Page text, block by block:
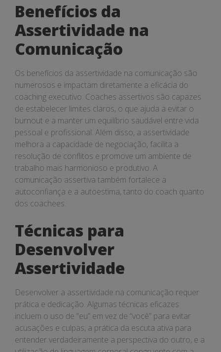
Benefícios da
Assertividade na
Comunicação
Os benefícios da assertividade na comunicação são
numerosos e impactam diretamente a eficácia do
coaching executivo. Coaches assertivos são capazes
de estabelecer limites claros, o que ajuda a evitar o
burnout e a manter um equilíbrio saudável entre vida
pessoal e profissional. Além disso, a assertividade
melhora a capacidade de negociação, facilita a
resolução de conflitos e promove um ambiente de
trabalho mais harmonioso e produtivo. A
comunicação assertiva também fortalece a
autoconfiança e a autoestima, tanto do coach quanto
dos coachees.
Técnicas para
Desenvolver
Assertividade
Desenvolver a assertividade na comunicação requer
prática e dedicação. Algumas técnicas eficazes
incluem o uso de “eu” em vez de “você” para evitar
acusações e culpas, a prática da escuta ativa para
entender verdadeiramente a perspectiva do outro, e a